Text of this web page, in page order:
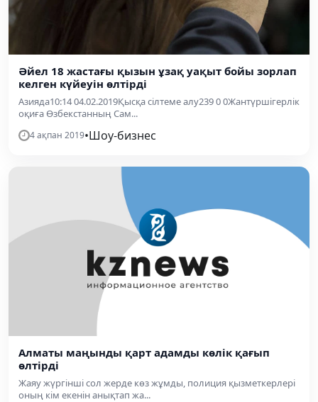
Әйел 18 жастағы қызын ұзақ уақыт бойы зорлап
келген күйеуін өлтірді
Азияда10:14 04.02.2019Қысқа сілтеме алу239 0 0Жантүршігерлік
оқиға Өзбекстанның Сам...
4 ақпан 2019•Шоу-бизнес
Алматы маңынды қарт адамды көлік қағып
өлтірді
Жаяу жүргінші сол жерде көз жұмды, полиция қызметкерлері
оның кім екенін анықтап жа...